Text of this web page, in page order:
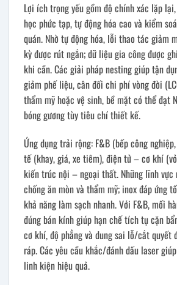
Lợi ích trọng yếu gồm độ chính xác lặp
học phức tạp, tự động hóa cao và kiểm
quán. Nhờ tự động hóa, lỗi thao tác giảm
kỳ được rút ngắn; dữ liệu gia công được
khi cần. Các giải pháp nesting giúp tận
giảm phế liệu, cân đối chi phí vòng đời
thẩm mỹ hoặc vệ sinh, bề mặt có thể đạt
bóng gương tùy tiêu chí thiết kế.
Ứng dụng trải rộng: F&B (bếp công
tế (khay, giá, xe tiêm), điện tử – cơ khí
kiến trúc nội – ngoại thất. Những lĩnh vực
chống ăn mòn và thẩm mỹ; inox đáp ứng
khả năng làm sạch nhanh. Với F&B, mối
đúng bán kính giúp hạn chế tích tụ cặn
cơ khí, độ phẳng và dung sai lỗ/cắt quyết
ráp. Các yêu cầu khắc/đánh dấu laser
linh kiện hiệu quả.